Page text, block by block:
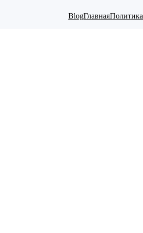
BlogГлавная